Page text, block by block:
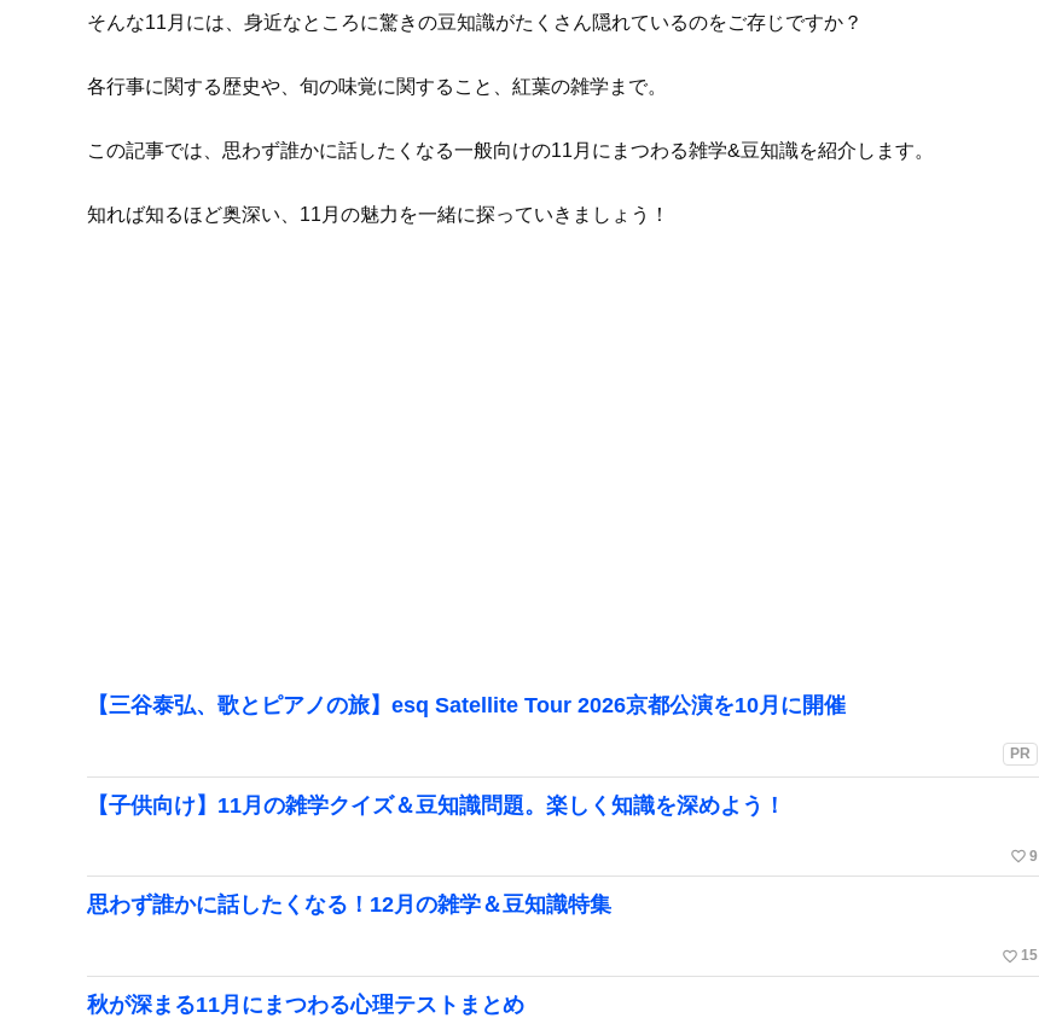
そんな11月には、身近なところに驚きの豆知識がたくさん隠れているのをご存じですか？
各行事に関する歴史や、旬の味覚に関すること、紅葉の雑学まで。
この記事では、思わず誰かに話したくなる一般向けの11月にまつわる雑学&豆知識を紹介します。
知れば知るほど奥深い、11月の魅力を一緒に探っていきましょう！
【三谷泰弘、歌とピアノの旅】esq Satellite Tour 2026京都公演を10月に開催
PR
【子供向け】11月の雑学クイズ＆豆知識問題。楽しく知識を深めよう！
favorite_border 9
思わず誰かに話したくなる！12月の雑学＆豆知識特集
favorite_border 15
秋が深まる11月にまつわる心理テストまとめ